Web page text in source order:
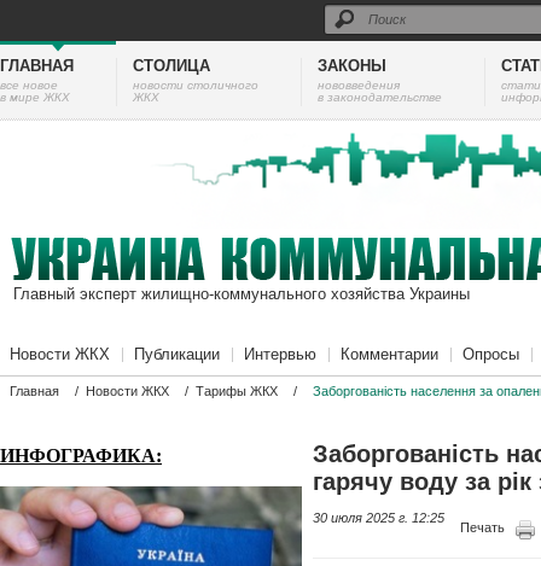
ГЛАВНАЯ
все новое
в мире ЖКХ
СТОЛИЦА
новости столичного
ЖКХ
ЗАКОНЫ
нововведения
в законодательстве
Главный эксперт жилищно-коммунального хозяйства Украины
Новости ЖКХ Публикации Интервью Комментарии Опросы
Главная / Новости ЖКХ / Тарифы ЖКХ / Заборгованість населення за
ИНФОГРАФИКА:
Заборгованість
гарячу воду за
30 июля 2025 г. 12:25
Печать